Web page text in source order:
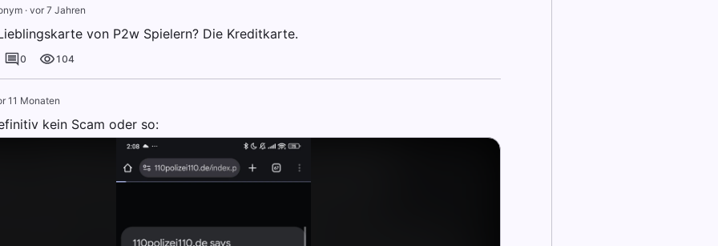
· vor 7 Jahren
von P2w Spielern? Die Kreditkarte.
0 104
11 Monaten
kein Scam oder so: